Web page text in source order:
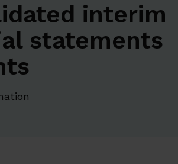
interim
statements